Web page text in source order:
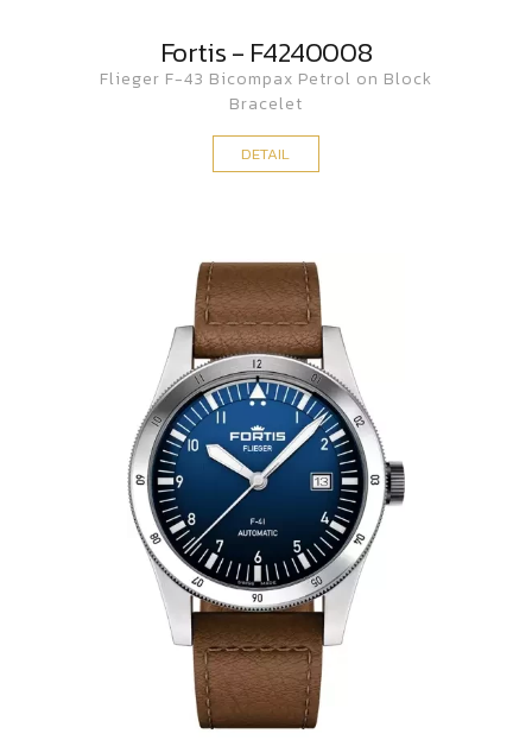
Fortis - F4240008
Flieger F-43 Bicompax Petrol on Block
Bracelet
DETAIL